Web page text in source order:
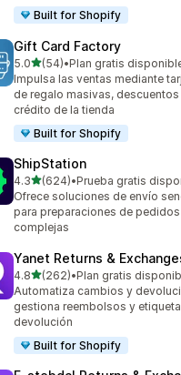
Built for Shopify
Gift Card Factory
5.0de 5 estrellas
(54)
54 reseñas en total
•Plan gratis
Impulsa las ventas mediante
de regalo masivas, descuentos
crédito de la tienda
Built for Shopify
ShipStation
4.3de 5 estrellas
(624)
624 reseñas en total
•Prueba gratis
Ofrece soluciones de envío
para preparaciones de pedidos
complejas
Yanet Returns &
4.8de 5 estrellas
(262)
262 reseñas en total
•Plan gratis
Automatiza cambios y
gestiona reembolsos y
devolución
Built for Shopify